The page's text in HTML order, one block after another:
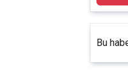
Bu